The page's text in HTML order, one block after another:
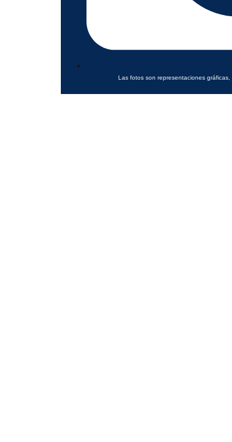
Las fotos son representaciones